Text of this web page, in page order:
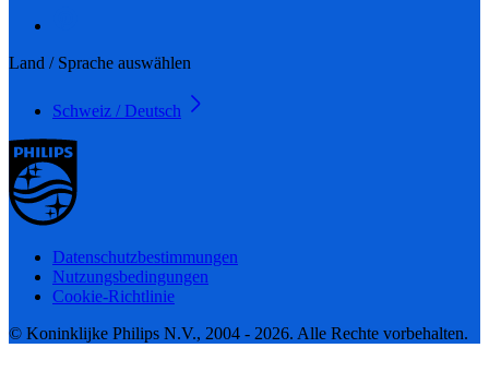
Land / Sprache auswählen
Schweiz / Deutsch
Datenschutzbestimmungen
Nutzungsbedingungen
Cookie-Richtlinie
© Koninklijke Philips N.V., 2004 - 2026. Alle Rechte vorbehalten.